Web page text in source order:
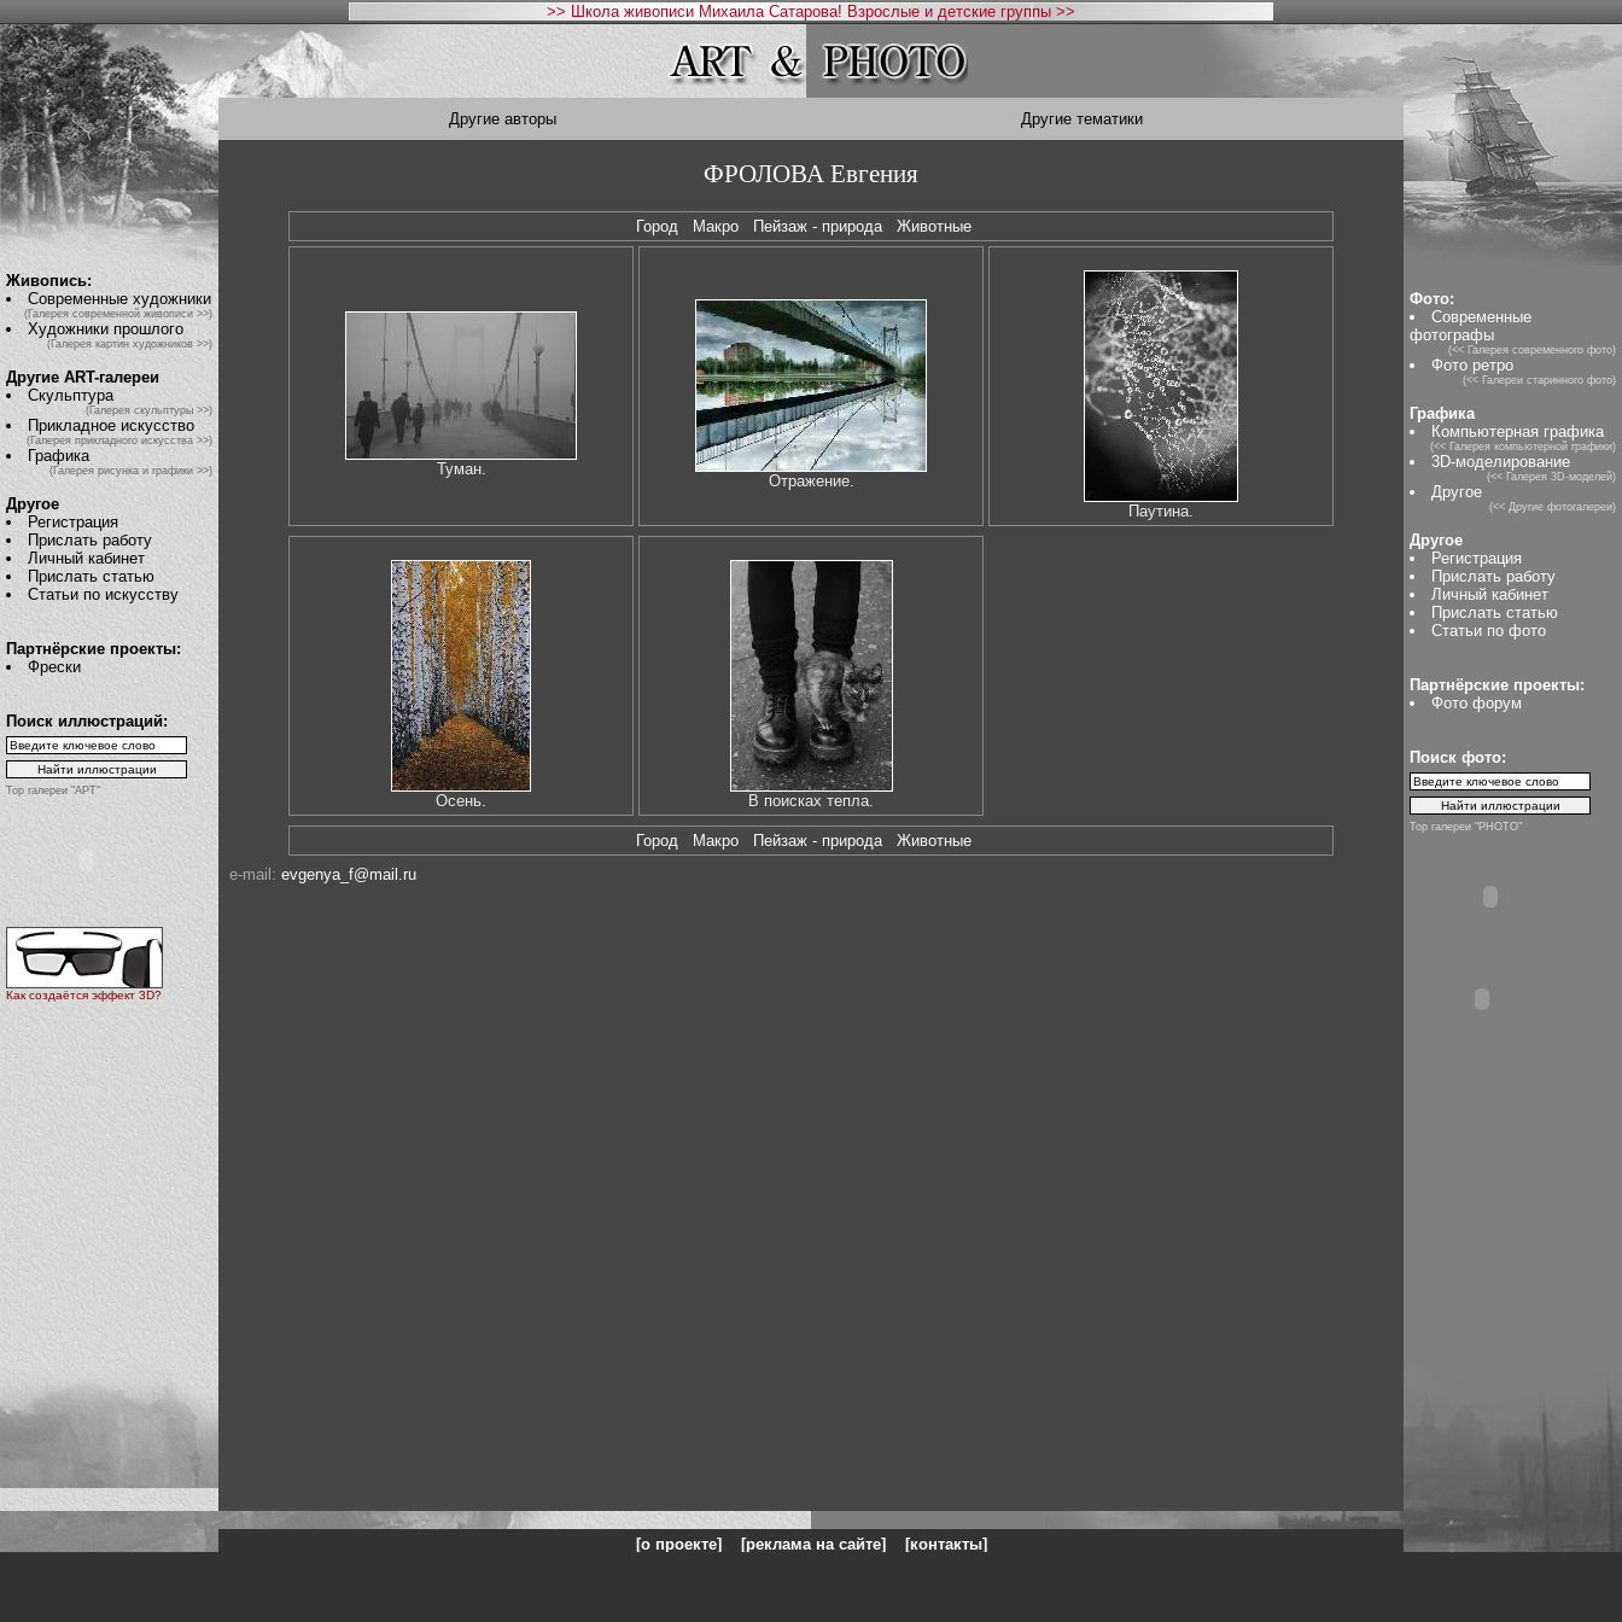
>> Школа живописи Михаила Сатарова! Взрослые и детские группы >>
Живопись:
Современные художники
(Галерея современной живописи >>)
Художники прошлого
(Галерея картин художников >>)
Другие ART-галереи
Скульптура
(Галерея скульптуры >>)
Прикладное искусство
(Галерея прикладного искусства >>)
Графика
(Галерея рисунка и графики >>)
Другое
Регистрация
Прислать работу
Личный кабинет
Прислать статью
Статьи по искусству
Партнёрские проекты:
Фрески
Поиск иллюстраций:
Top галереи "АРТ"
Как создаётся эффект 3D?
Другие авторы Другие тематики
ФРОЛОВА Евгения
Город Макро Пейзаж - природа Животные
Туман.
Отражение.
Паутина.
Осень. В поисках тепла.
Город Макро Пейзаж - природа Животные
e-mail: evgenya_f@mail.ru
Фото:
Современные
фотографы
(<< Галерея современного фото)
Фото ретро
(<< Галереи старинного фото)
Графика
Компьютерная графика
(<< Галерея компьютерной графики)
3D-моделирование
(<< Галерея 3D-моделей)
Другое
(<< Другие фотогалереи)
Другое
Регистрация
Прислать работу
Личный кабинет
Прислать статью
Статьи по фото
Партнёрские проекты:
Фото форум
Поиск фото:
Top галереи "PHOTO"
[о проекте] [реклама на сайте] [контакты]